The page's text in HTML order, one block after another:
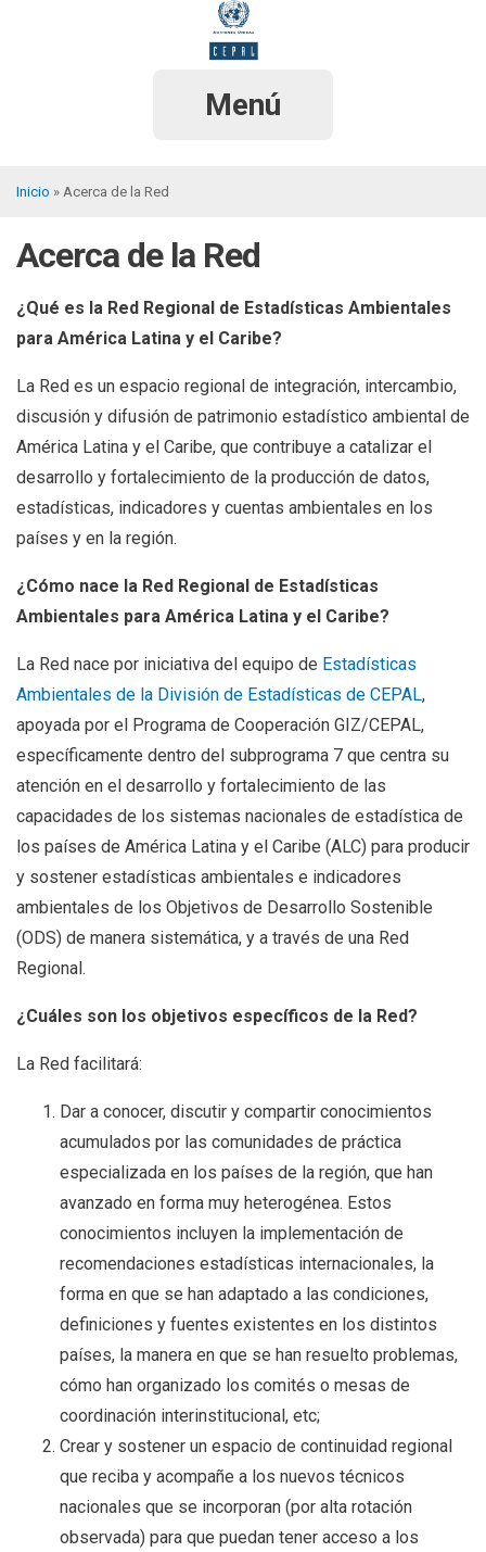
Menú
enlaces
ayuda
la
navegación
Inicio Acerca de la Red
Acerca de la Red
¿Qué es la Red Regional de Estadísticas Ambientales
para América Latina y el Caribe?
La Red es un espacio regional de integración, intercambio,
discusión y difusión de patrimonio estadístico ambiental de
América Latina y el Caribe, que contribuye a catalizar el
desarrollo y fortalecimiento de la producción de datos,
estadísticas, indicadores y cuentas ambientales en los
países y en la región.
¿Cómo nace la Red Regional de Estadísticas
Ambientales para América Latina y el Caribe?
La Red nace por iniciativa del equipo de Estadísticas
Ambientales de la División de Estadísticas de CEPAL,
apoyada por el Programa de Cooperación GIZ/CEPAL,
específicamente dentro del subprograma 7 que centra su
atención en el desarrollo y fortalecimiento de las
capacidades de los sistemas nacionales de estadística de
los países de América Latina y el Caribe (ALC) para producir
y sostener estadísticas ambientales e indicadores
ambientales de los Objetivos de Desarrollo Sostenible
(ODS) de manera sistemática, y a través de una Red
Regional.
¿Cuáles son los objetivos específicos de la Red?
La Red facilitará:
Dar a conocer, discutir y compartir conocimientos
acumulados por las comunidades de práctica
especializada en los países de la región, que han
avanzado en forma muy heterogénea. Estos
conocimientos incluyen la implementación de
recomendaciones estadísticas internacionales, la
forma en que se han adaptado a las condiciones,
definiciones y fuentes existentes en los distintos
países, la manera en que se han resuelto problemas,
cómo han organizado los comités o mesas de
coordinación interinstitucional, etc;
Crear y sostener un espacio de continuidad regional
que reciba y acompañe a los nuevos técnicos
nacionales que se incorporan (por alta rotación
observada) para que puedan tener acceso a los